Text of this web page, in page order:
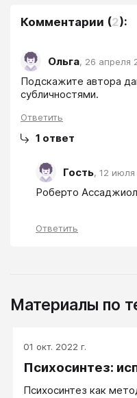
Комментарии (2):
Ольга, 26 апреля
Подскажите автора
субличностями.
Ответить
1 ответ
Гость, 12 июля
Роберто
Ответить
Материалы по
01 окт. 2022 г.
Психосинтез:
Психосинтез как